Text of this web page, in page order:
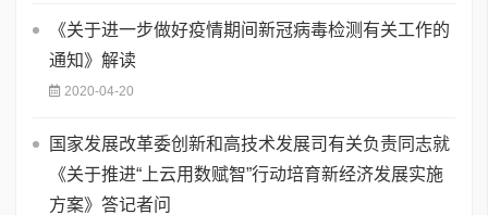
《关于进一步做好疫情期间新冠病毒检测有关工作的
通知》解读
2020-04-20
国家发展改革委创新和高技术发展司有关负责同志就
《关于推进“上云用数赋智”行动培育新经济发展实施
方案》答记者问